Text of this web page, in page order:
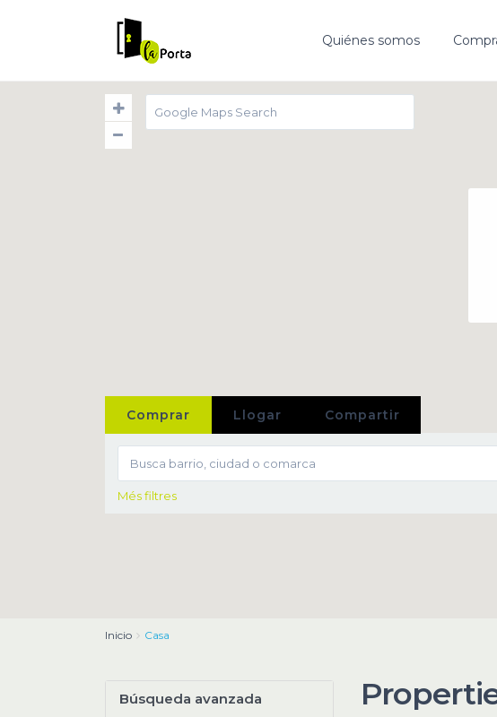
Quiénes somos
Comprar Llogar Compartir
Més filtres
Inicio Casa
Búsqueda avanzada